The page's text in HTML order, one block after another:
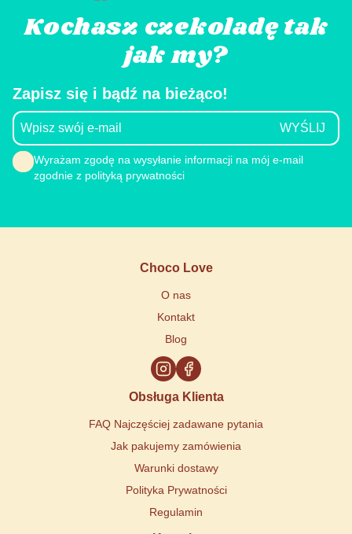
Kochasz czekoladę tak
jak my?
Zapisz się i bądź na bieżąco!
Wyrażam zgodę na wysyłanie informacji na mój e-mail
zgodnie z polityką prywatności
Choco Love
O nas
Kontakt
Blog
Obsługa Klienta
FAQ Najczęściej zadawane pytania
Jak pakujemy zamówienia
Warunki dostawy
Polityka Prywatności
Regulamin